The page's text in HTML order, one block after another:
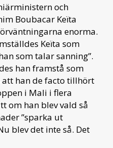
och
Boubacar Keïta
enorma.
Keïta som
som talar sanning”.
han framstå som
han de facto tillhört
i Mali i flera
om han blev vald så
”sparka ut
blev det inte så. Det